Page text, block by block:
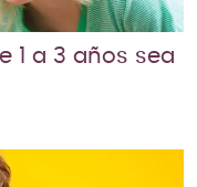
1 a 3 años sea